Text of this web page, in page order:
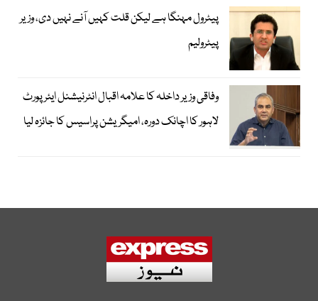
پیٹرول مہنگا ہے لیکن قلت کہیں آنے نہیں دی، وزیر
پیٹرولیم
وفاقی وزیر داخلہ کا علامہ اقبال انٹرنیشنل ایئرپورٹ
لاہور کا اچانک دورہ، امیگریشن پراسیس کا جائزہ لیا